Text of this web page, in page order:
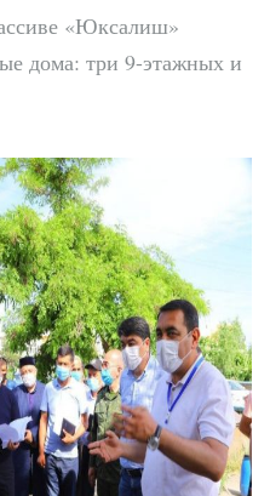
«Юксалиш»
дома: три 9-этажных и